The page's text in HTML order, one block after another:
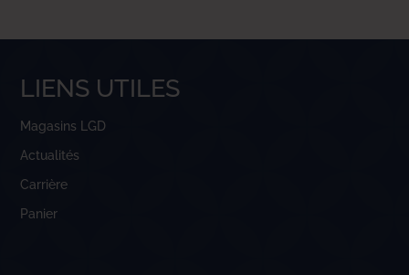
LIENS UTILES
Magasins LGD
Actualités
Carrière
Panier